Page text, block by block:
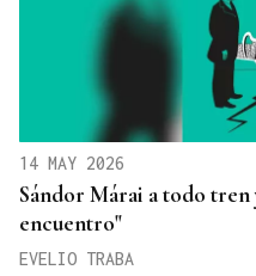
14 MAY 2026
Sándor Márai a todo
encuentro"
EVELIO TRABA